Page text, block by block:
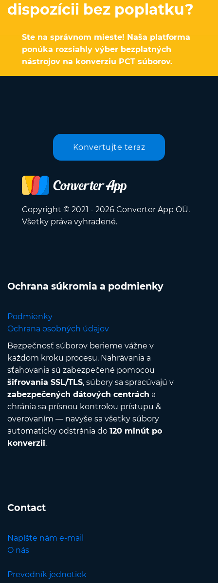
dispozícii bez poplatku?
Ste na správnom mieste! Naša platforma
ponúka rozsiahly výber bezplatných
nástrojov na konverziu PCT súborov.
Konvertujte teraz
Copyright © 2021 - 2026 Converter App OÜ.
Všetky práva vyhradené.
Ochrana súkromia a podmienky
Podmienky
Ochrana osobných údajov
Bezpečnosť súborov berieme vážne v
každom kroku procesu. Nahrávania a
sťahovania sú zabezpečené pomocou
šifrovania SSL/TLS, súbory sa spracúvajú v
zabezpečených dátových centrách a
chránia sa prísnou kontrolou prístupu &
overovaním — navyše sa všetky súbory
automaticky odstránia do 120 minút po
konverzii.
Contact
Napíšte nám e-mail
O nás
Prevodník jednotiek